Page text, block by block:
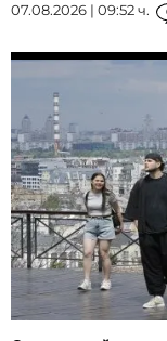
07.08.2026 | 09:52 ч.